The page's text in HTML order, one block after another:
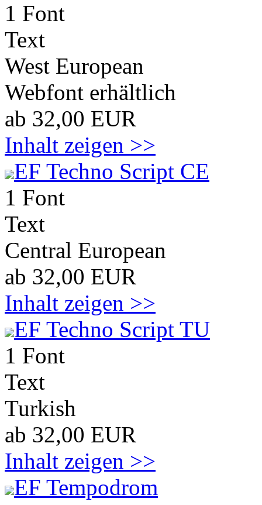
1 Font
Text
West European
Webfont erhältlich
ab 32,00 EUR
Inhalt zeigen >>
EF Techno Script CE
1 Font
Text
Central European
ab 32,00 EUR
Inhalt zeigen >>
EF Techno Script TU
1 Font
Text
Turkish
ab 32,00 EUR
Inhalt zeigen >>
EF Tempodrom